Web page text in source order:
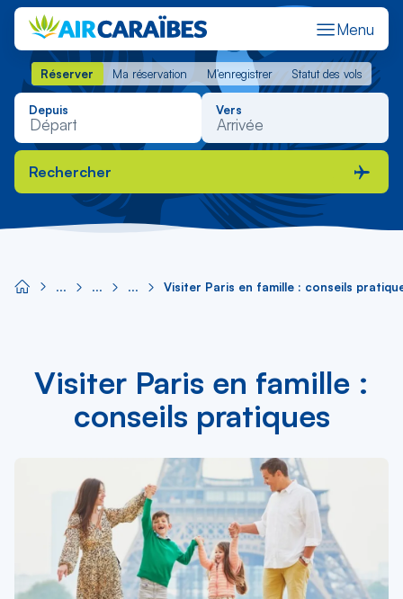
Menu
Réserver Ma réservation M'enregistrer Statut des vols
Réserver Ma réservation M'enregistrer Statut des vols
Depuis Vers
Rechercher
Visiter Paris en famille : conseils
Visiter Paris en famille :
conseils pratiques